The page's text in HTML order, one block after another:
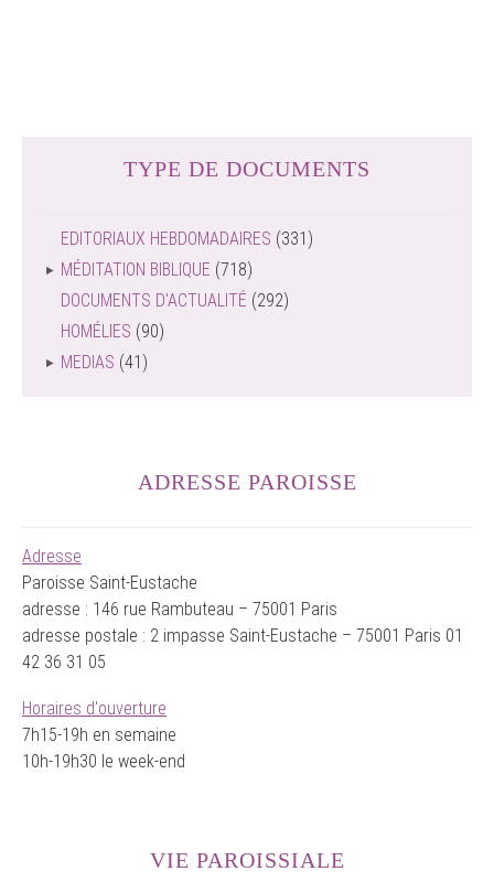
TYPE DE DOCUMENTS
EDITORIAUX HEBDOMADAIRES (331)
MÉDITATION BIBLIQUE (718)
DOCUMENTS D'ACTUALITÉ (292)
HOMÉLIES (90)
MEDIAS (41)
ADRESSE PAROISSE
Adresse
Paroisse Saint-Eustache
adresse : 146 rue Rambuteau – 75001 Paris
adresse postale : 2 impasse Saint-Eustache – 75001 Paris 01
42 36 31 05
Horaires d'ouverture
7h15-19h en semaine
10h-19h30 le week-end
VIE PAROISSIALE